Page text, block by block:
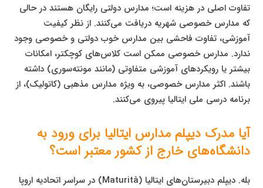
تفاوت اصلی در هزینه است؛ مدارس دولتی رایگان هستند در حالی
که مدارس خصوصی شهریه دریافت می‌کنند. از نظر کیفیت
آموزشی، تفاوت فاحشی بین مدارس خوب دولتی و خصوصی وجود
ندارد. مدارس خصوصی ممکن است کلاس‌های کوچکتر، امکانات
بیشتر یا رویکردهای آموزشی متفاوتی (مانند مونته‌سوری) داشته
باشند. اکثر مدارس خصوصی، به ویژه مدارس مذهبی (کاتولیک)، از
برنامه درسی ملی ایتالیا پیروی می‌کنند.
آیا مدرک دیپلم مدارس ایتالیا برای ورود به
دانشگاه‌های خارج از کشور معتبر است؟
بله. دیپلم دبیرستان‌های ایتالیا (Maturità) در سراسر اتحادیه اروپا